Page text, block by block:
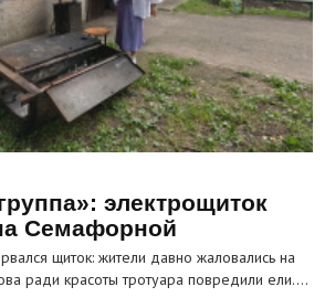
электрощиток
Семафорной
щиток: жители давно жаловались на
ради красоты тротуара повредили ели.…